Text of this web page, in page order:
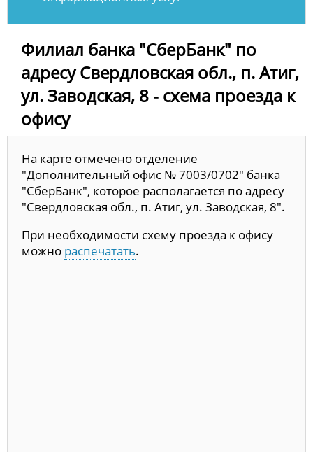
Филиал банка "СберБанк" по
адресу Свердловская обл., п. Атиг,
ул. Заводская, 8 - схема проезда к
офису
На карте отмечено отделение
"Дополнительный офис № 7003/0702" банка
"СберБанк", которое располагается по адресу
"Свердловская обл., п. Атиг, ул. Заводская, 8".
При необходимости схему проезда к офису
можно распечатать.